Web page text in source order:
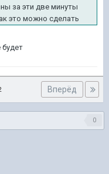
за эти две минуты
это можно сделать
Вперёд
0